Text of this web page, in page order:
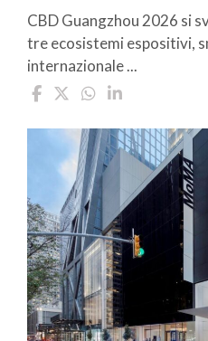
CBD Guangzhou 2026 si
tre ecosistemi espositivi,
internazionale ...